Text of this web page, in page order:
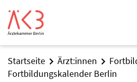
Startseite Ärzt:innen
Fortbildungskalender Berlin